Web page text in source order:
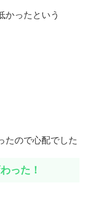
かったという
たので心配でした
った！